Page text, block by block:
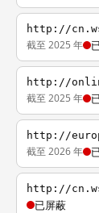
http://
截至 2025 年
http://
截至 2025 年
http://
截至 2026 年
http://
已屏蔽